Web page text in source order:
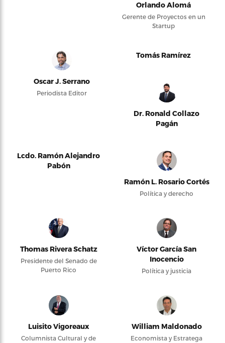
Orlando Alomá
Gerente de Proyectos en un
Startup
Oscar J. Serrano
Periodista Editor
Tomás Ramírez
Dr. Ronald Collazo
Pagán
Lcdo. Ramón Alejandro
Pabón
Ramón L. Rosario Cortés
Política y derecho
Thomas Rivera Schatz
Presidente del Senado de
Puerto Rico
Víctor García San
Inocencio
Política y justicia
Luisito Vigoreaux
Columnista Cultural y de
William Maldonado
Economista y Estratega